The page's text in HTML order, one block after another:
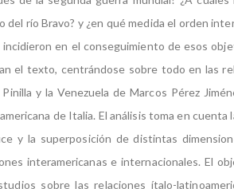
del río Bravo? y ¿en qué medida el orden
incidieron en el conseguimiento de esos
el texto, centrándose sobre todo en las
Pinilla y la Venezuela de Marcos Pérez
de Italia. El análisis toma en
y la superposición de distintas
interamericanas e internacionales. El
sobre las relaciones ítalo-